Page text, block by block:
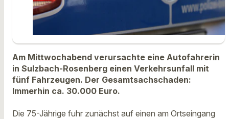
Am Mittwochabend verursachte eine Autofahrerin
in Sulzbach-Rosenberg einen Verkehrsunfall mit
fünf Fahrzeugen. Der Gesamtsachschaden:
Immerhin ca. 30.000 Euro.
Die 75-Jährige fuhr zunächst auf einen am Ortseingang